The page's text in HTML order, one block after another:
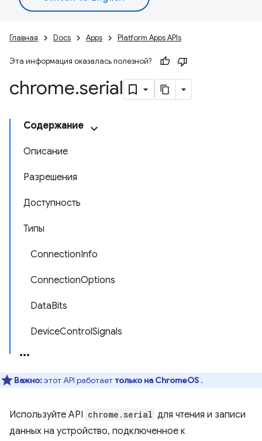
Главная Docs Apps Platform Apps APIs
Эта информация оказалась полезной?
chrome.serial
Содержание
Описание
Разрешения
Доступность
Типы
ConnectionInfo
ConnectionOptions
DataBits
DeviceControlSignals
Важно:этот API работаеттолько на ChromeOS .
Используйте API chrome.serial для чтения и записи
данных на устройство, подключенное к